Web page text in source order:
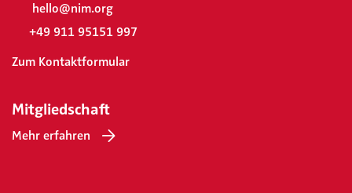
hello@nim.org
+49 911 95151 997
Zum Kontaktformular
Mitgliedschaft
Mehr erfahren